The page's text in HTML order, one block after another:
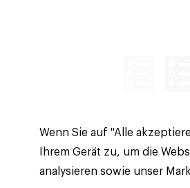
Wenn Sie auf "Alle
Ihrem Gerät zu, um die
analysieren sowie unser